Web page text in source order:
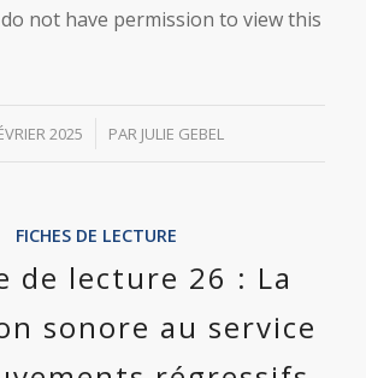
not have permission to view this
2025
/ PAR JULIE GEBEL
FICHES DE LECTURE
de lecture 26 : La
sonore au service